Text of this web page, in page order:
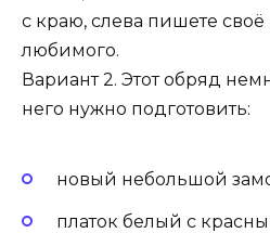
с краю, слева пишете
любимого.
Вариант 2. Этот обряд
него нужно подготовить:
новый небольшой
платок белый с